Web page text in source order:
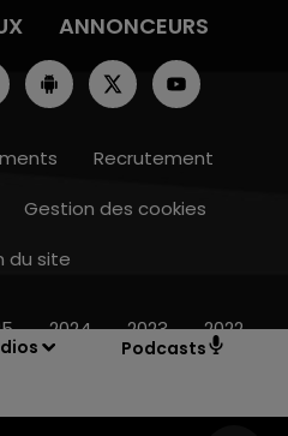
Podcasts
ANNONCEURS
Recrutement
Gestion des cookies
du site
2024 2023 2022